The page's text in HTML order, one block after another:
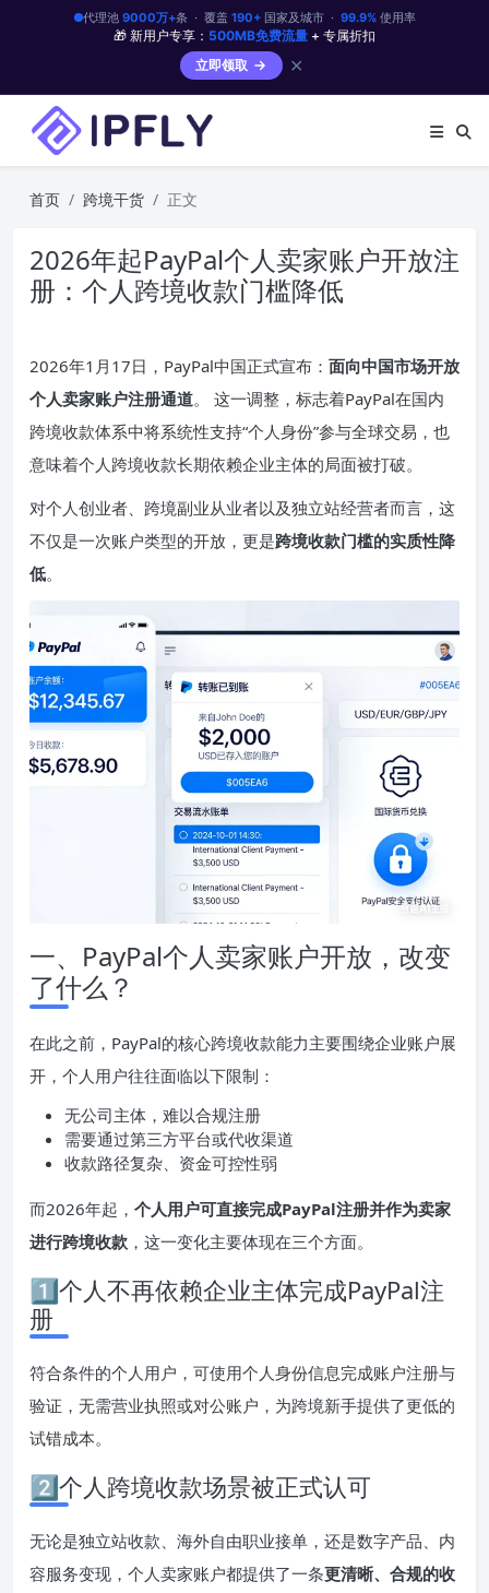
代理池 9000万+条 · 覆盖 190+国家及城市 · 99.9%使用率
🎁 新用户专享： 500MB免费流量 + 专属折扣
立即领取
✕
首页 跨境干货 正文
2026年起PayPal个人卖家账户开放注
册：个人跨境收款门槛降低
2026年1月17日，PayPal中国正式宣布： 面向中国市场开放
个人卖家账户注册通道。 这一调整，标志着PayPal在国内
跨境收款体系中将系统性支持“个人身份”参与全球交易，也
意味着个人跨境收款长期依赖企业主体的局面被打破。
对个人创业者、跨境副业从业者以及独立站经营者而言，这
不仅是一次账户类型的开放，更是跨境收款门槛的实质性降
低。
一、PayPal个人卖家账户开放，改变
了什么？
在此之前，PayPal的核心跨境收款能力主要围绕企业账户展
开，个人用户往往面临以下限制：
无公司主体，难以合规注册
需要通过第三方平台或代收渠道
收款路径复杂、资金可控性弱
而2026年起， 个人用户可直接完成PayPal注册并作为卖家
进行跨境收款 ，这一变化主要体现在三个方面。
1️⃣个人不再依赖企业主体完成PayPal注
册
符合条件的个人用户，可使用个人身份信息完成账户注册与
验证，无需营业执照或对公账户，为跨境新手提供了更低的
试错成本。
2️⃣个人跨境收款场景被正式认可
无论是独立站收款、海外自由职业接单，还是数字产品、内
容服务变现，个人卖家账户都提供了一条更清晰、合规的收